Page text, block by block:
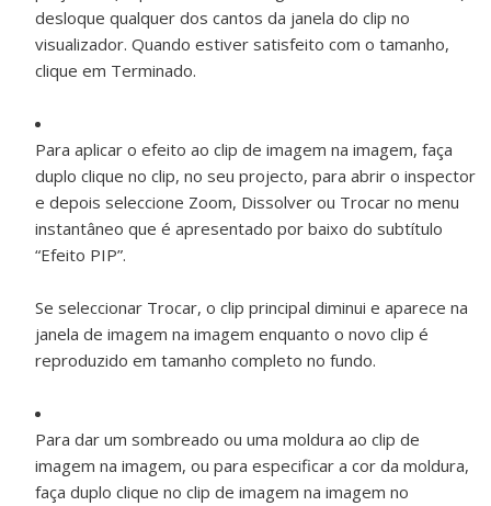
desloque qualquer dos cantos da janela do clip no
visualizador. Quando estiver satisfeito com o tamanho,
clique em Terminado.
Para aplicar o efeito ao clip de imagem na imagem, faça
duplo clique no clip, no seu projecto, para abrir o inspector
e depois seleccione Zoom, Dissolver ou Trocar no menu
instantâneo que é apresentado por baixo do subtítulo
“Efeito PIP”.
Se seleccionar Trocar, o clip principal diminui e aparece na
janela de imagem na imagem enquanto o novo clip é
reproduzido em tamanho completo no fundo.
Para dar um sombreado ou uma moldura ao clip de
imagem na imagem, ou para especificar a cor da moldura,
faça duplo clique no clip de imagem na imagem no